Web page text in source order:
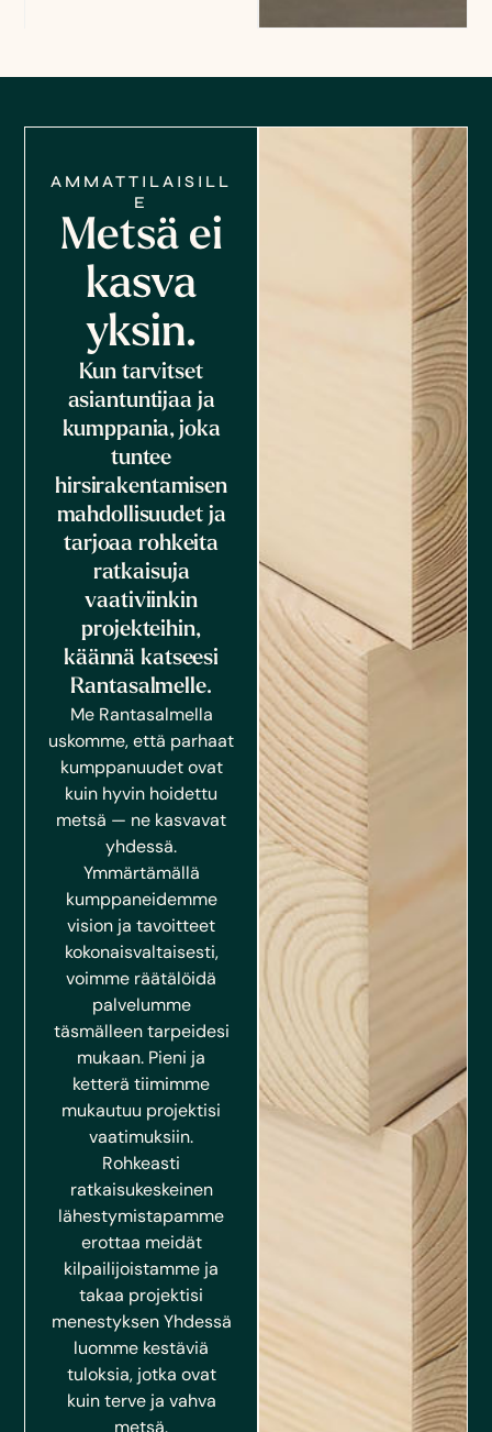
AMMATTILAISILL
E
Metsä ei
kasva
yksin.
Kun tarvitset
asiantuntijaa ja
kumppania, joka
tuntee
hirsirakentamisen
mahdollisuudet ja
tarjoaa rohkeita
ratkaisuja
vaativiinkin
projekteihin,
käännä katseesi
Rantasalmelle.
Me Rantasalmella
uskomme, että parhaat
kumppanuudet ovat
kuin hyvin hoidettu
metsä — ne kasvavat
yhdessä.
Ymmärtämällä
kumppaneidemme
vision ja tavoitteet
kokonaisvaltaisesti,
voimme räätälöidä
palvelumme
täsmälleen tarpeidesi
mukaan. Pieni ja
ketterä tiimimme
mukautuu projektisi
vaatimuksiin.
Rohkeasti
ratkaisukeskeinen
lähestymistapamme
erottaa meidät
kilpailijoistamme ja
takaa projektisi
menestyksen Yhdessä
luomme kestäviä
tuloksia, jotka ovat
kuin terve ja vahva